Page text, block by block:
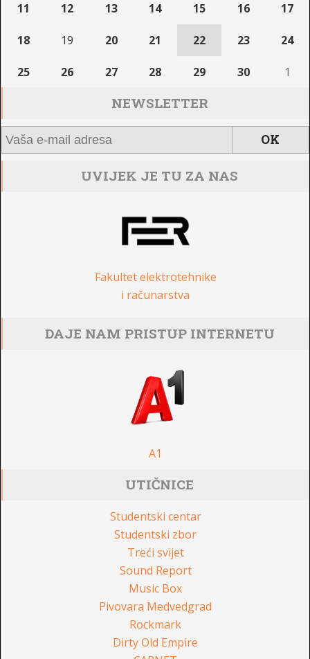
11 12 13 14 15 16 17
18 19 20 21 22 23 24
25 26 27 28 29 30 1
NEWSLETTER
UVIJEK JE TU ZA NAS
Fakultet elektrotehnike
i računarstva
DAJE NAM PRISTUP INTERNETU
A1
UTIČNICE
Studentski centar
Studentski zbor
Treći svijet
Sound Report
Music Box
Pivovara Medvedgrad
Rockmark
Dirty Old Empire